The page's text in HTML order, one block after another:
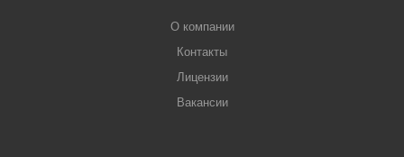
О компании
Контакты
Лицензии
Вакансии